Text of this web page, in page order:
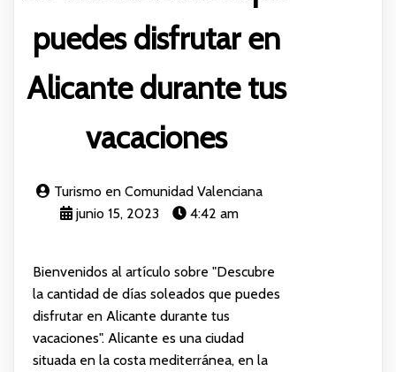
puedes disfrutar en
Alicante durante tus
vacaciones
Turismo en Comunidad Valenciana
junio 15, 2023
4:42 am
Bienvenidos al artículo sobre "Descubre
la cantidad de días soleados que puedes
disfrutar en Alicante durante tus
vacaciones". Alicante es una ciudad
situada en la costa mediterránea, en la